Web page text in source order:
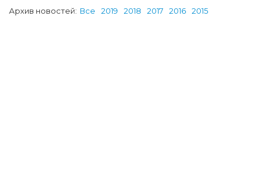
Архив новостей: Все 2019 2018 2017 2016 2015